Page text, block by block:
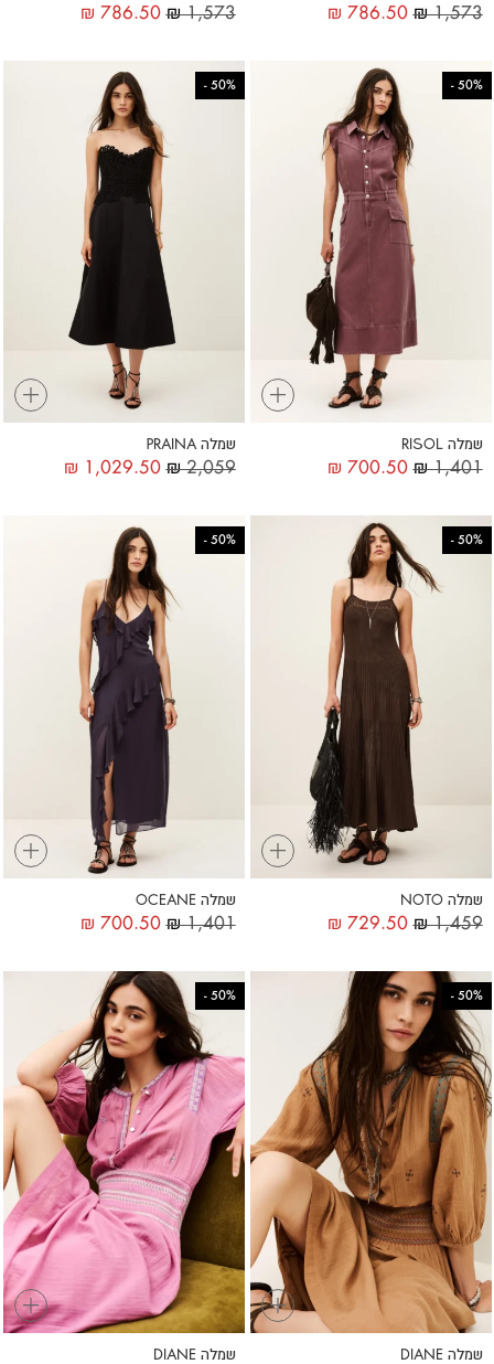
₪1,573
₪ 786.50
₪1,573
₪ 786.50
+
50%
-
שמלה RISOL
₪1,401
₪ 700.50
+
50%
-
שמלה PRAINA
₪2,059
₪ 1,029.50
+
50%
-
שמלה NOTO
₪1,459
₪ 729.50
+
50%
-
שמלה OCEANE
₪1,401
₪ 700.50
+
50%
-
שמלה DIANE
+
50%
-
שמלה DIANE